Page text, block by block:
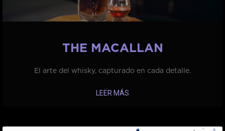
THE MACALLAN
El arte del whisky, capturado en cada detalle.
LEER MÁS